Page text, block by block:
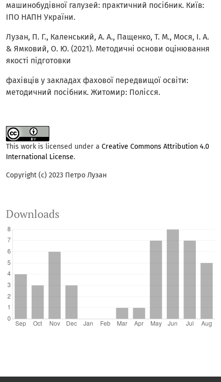
машинобудівної галузей: практичний посібник. Київ:
ІПО НАПН України.
Лузан, П. Г., Каленський, А. А., Пащенко, Т. М., Мося, І. А.
& Ямковий, О. Ю. (2021). Методичні основи оцінювання
якості підготовки
фахівців у закладах фахової передвищої освіти:
методичний посібник. Житомир: Полісся.
This work is licensed under a Creative Commons Attribution 4.0
International License.
Copyright (c) 2023 Петро Лузан
Downloads